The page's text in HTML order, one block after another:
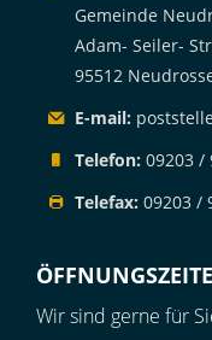
Gemeinde
Adam- Seiler-
95512
E-mail:
Telefon: 09203 /
Telefax: 09203 /
Wir sind gerne für